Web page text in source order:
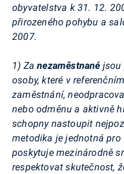
obyvatelstva k 31. 12.
přirozeného pohybu a
2007.
1) Zanezaměstnané jsou
osoby, které v
zaměstnání,
nebo odměnu a aktivně
schopny nastoupit
metodika je jednotná pro
poskytuje mezinárodně
respektovat skutečnost,